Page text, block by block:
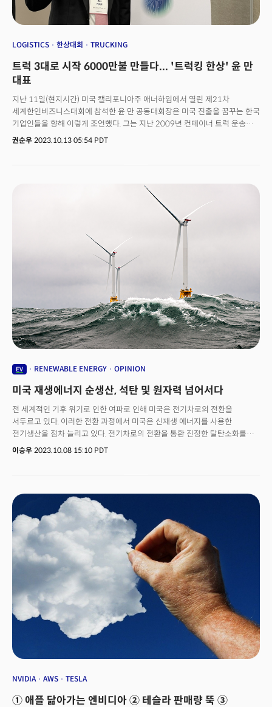
업계가 EV를 생산하기 어려운 환경에 놓일 수 밖에 없기 때문이다.결국
UAW가 바이든의 지지를 유보하자 트럼프 전 대통령이 노조 관련 행사에
LOGISTICS 한상대회 TRUCKING
트럭 3대로 시작 6000만불 만들다... '트럭킹 한상' 윤 만
대표
지난 11일(현지시간) 미국 캘리포니아주 애너하임에서 열린 제21차
세계한인비즈니스대회에 참석한 윤 만 공동대회장은 미국 진출을 꿈꾸는 한국
기업인들을 향해 이렇게 조언했다. 그는 지난 2009년 컨테이너 트럭 운송
회사인 '뉴 커넥트 프레이트(New Connect Freight)'를 설립, 대표를 맡고
잃기 쉽기 때문이다. 그는 "한국과 달리 미국에서는 집을 살 때도 에스크로를
통해 유예 기간을 두고 집을 점검한다. 여기에 보험, 부동산, 융자 에이전트 등
여러 전문가들이 이 프로세스에 참여한다"며 "집을 살 때 소위 전문가들에게
지불하는 비용이 다 포함되는데, 한국은 간단한 것만 자랑한다"라고 설명했다.
전문가 프로세스를 건너뛰고 도전 정신 만으로 미국 기업과 사회에 접근하는
것 자체가 더 이상 통하지 않는다는 것이다. 그는 "미국은 절대 호락호락한
시장이 아니다"라며 "'코스트'에 대한 개념을 명확하게 인식해야 한다"라고
거듭 강조했다. 윤 대표로부터 최근 미국의 물류 트렌드와 향후 전망 등을
권순우 2023.10.13 05:54 PDT
EV RENEWABLE ENERGY OPINION
미국 재생에너지 순생산, 석탄 및 원자력 넘어서다
전 세계적인 기후 위기로 인한 여파로 인해 미국은 전기차로의 전환을
서두르고 있다. 이러한 전환 과정에서 미국은 신재생 에너지를 사용한
전기생산을 점차 늘리고 있다. 전기차로의 전환을 통환 진정한 탈탄소화를
이루려면, 결국은 전기를 화석연료가 아닌, 재생에너지로부터 생산을 해야
전기 생산용 석탄 사용은 감소한 반면, 재생 에너지 사용은 증가하고 있음을 볼
수 있다. 여기서 재생 가능한 전력원은 풍력, 태양, 수력, 바이오매스 및 지열
에너지를 포함한다. 핵 에너지로부터의 전기 생산은 지난 20년 동안
상대적으로 안정적이었으나, 최근 몇 년 동안 약간의 감소추세를 보였다. 지난
2022년 재생 에너지로부터의 순 전기 생산은 91억 메가와트시(MWh)에
달해, 석탄과 핵 에너지의 순 생산량(각각 83억, 77억 MWh)을 넘어섰다.
지난해 재생 에너지는 순 전기 생산의 약 21%를 차지했다. '기타 (Others)'
범주에는 석유 액체, 석유 코크스, 배터리, 화학물질, 수소, 피치, 구매한 증기,
황, 여러 기술, 그리고 재생 불가능한 폐기물 등이 포함됐다.
이승우 2023.10.08 15:10 PDT
NVIDIA AWS TESLA
① 애플 닮아가는 엔비디아 ② 테슬라 판매량 뚝 ③